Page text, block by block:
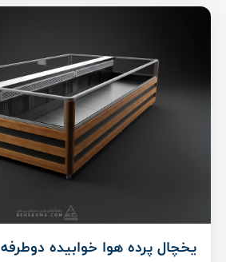
یخچال پرده هوا خوابیده دوطرفه